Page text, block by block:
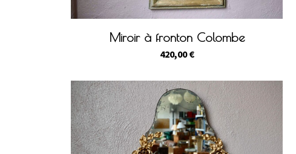
Miroir à fronton Colombe
420,00€